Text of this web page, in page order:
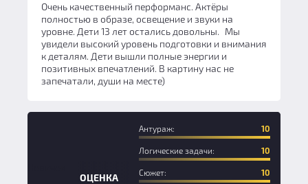
Очень качественный перформанс. Актёры
полностью в образе, освещение и звуки на
уровне. Дети 13 лет остались довольны. Мы
увидели высокий уровень подготовки и внимания
к деталям. Дети вышли полные энергии и
позитивных впечатлений. В картину нас не
запечатали, души на месте)
ОЦЕНКА
Антураж: 10
Логические задачи: 10
Сюжет: 10